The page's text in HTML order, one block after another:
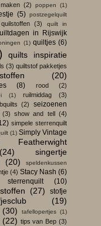
(2) poppen (1)
(5) postzegelquilt
quilstoffen (3)
quilt in
in Rijswijk
(1) quiltjes (6)
quilts inspiratie
(3) quiltstof pakketjes
(20)
(8) rood (2)
(1) ruilmiddag (3)
(2)
seizoenen
(3) show and tell (4)
simpele sterrenquilt
(1) Simply Vintage
Featherwight
(24)
singertje
(20)
speldenkussen
(4) Stacy Nash (6)
sterrenquilt
(10)
stoffen (27)
stofje
(19)
(30) tafellopertjes (1)
(22) tips van Bep (3)